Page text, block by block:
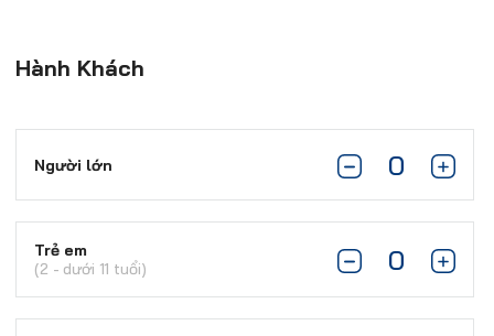
Hành Khách
Người lớn
Trẻ em
(2 - dưới 11 tuổi)